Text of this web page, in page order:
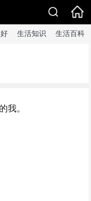
生活知识 生活百科
我。